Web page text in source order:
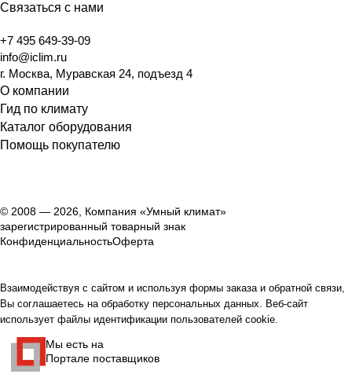
Связаться с нами
+7 495 649-39-09
info@iclim.ru
г. Москва, Муравская 24, подъезд 4
О компании
Гид по климату
Каталог оборудования
Помощь покупателю
© 2008 — 2026, Компания «Умный климат»
зарегистрированный товарный знак
КонфиденциальностьОферта
Взаимодействуя с сайтом и используя формы заказа и обратной связи,
Вы соглашаетесь на обработку персональных данных. Веб-сайт
использует файлы идентификации пользователей cookie.
Мы есть на
Портале поставщиков